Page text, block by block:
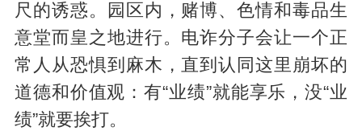
尺的诱惑。园区内，赌博、色情和毒品生
意堂而皇之地进行。电诈分子会让一个正
常人从恐惧到麻木，直到认同这里崩坏的
道德和价值观：有“业绩”就能享乐，没“业
绩”就要挨打。